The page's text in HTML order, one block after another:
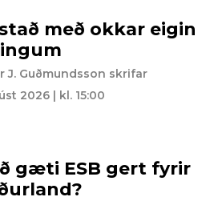
með okkar eigin
J. Guðmundsson skrifar
2026 | kl. 15:00
gæti ESB gert fyrir